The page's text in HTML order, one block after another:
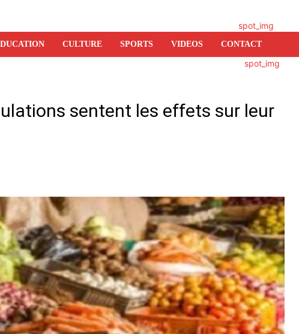
CULTURE SPORTS VIDEOS CONTACT
sentent les effets sur leur